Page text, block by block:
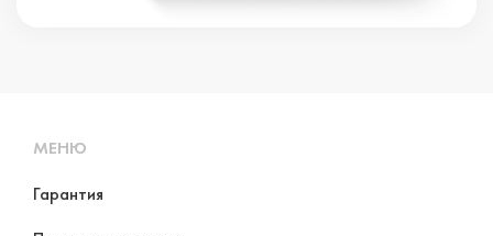
МЕНЮ
Гарантия